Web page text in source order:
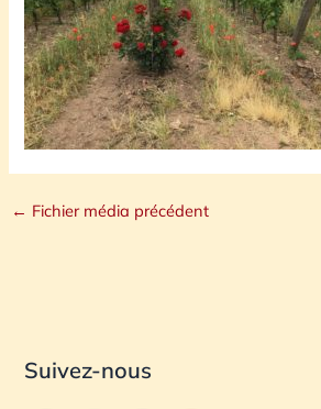
← Fichier média précédent
Suivez-nous